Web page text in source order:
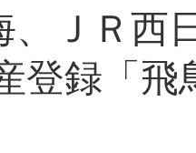
、ＪＲ西
登録「